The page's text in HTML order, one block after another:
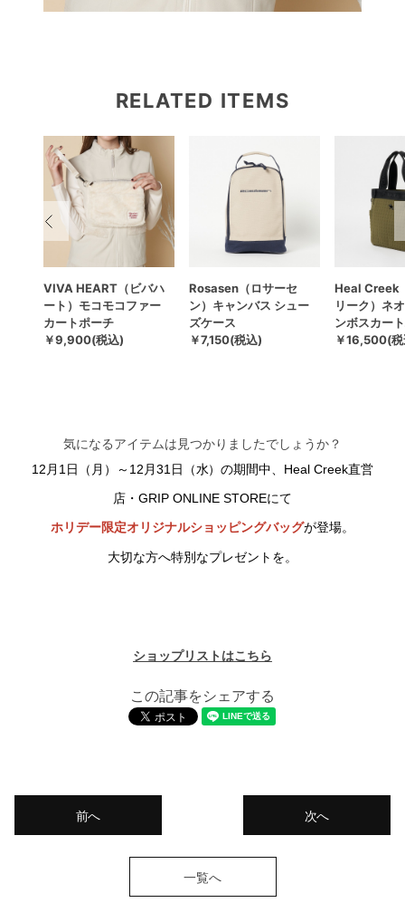
RELATED ITEMS
VIVA HEART（ビバハ
ート）モコモコファー
カートポーチ
￥9,900(税込)
Rosasen（ロサーセ
ン）キャンバス シュー
ズケース
￥7,150(税込)
Heal Creek
リーク）ネ
ンボスカー
￥16,500(
気になるアイテムは見つかりましたでしょうか？
12月1日（月）～12月31日（水）の期間中、Heal Creek直営
店・GRIP ONLINE STOREにて
ホリデー限定オリジナルショッピングバッグが登場。
大切な方へ特別なプレゼントを。
ショップリストはこちら
この記事をシェアする
一覧へ
前へ 次へ